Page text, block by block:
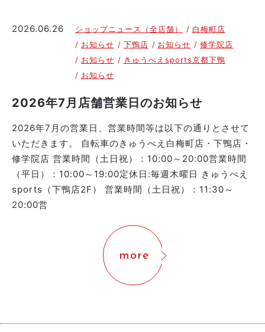
2026.06.26 ショップニュース（全店舗）
白梅町店
お知らせ
下鴨店 お知らせ
修学院店
お知らせ
きゅうべえsports京都下鴨
お知らせ
2026年7月店舗営業日のお知らせ
2026年7月の営業日、営業時間等は以下の通りとさせて
いただきます。 自転車のきゅうべえ白梅町店・下鴨店・
修学院店 営業時間（土日祝）：10:00～20:00営業時間
（平日）：10:00～19:00定休日:毎週木曜日 きゅうべえ
sports（下鴨店2F） 営業時間（土日祝）：11:30～
20:00営
more